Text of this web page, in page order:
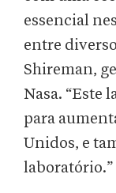
essencial
entre
Shireman,
Nasa. “Este
para
Unidos, e
laboratório.”